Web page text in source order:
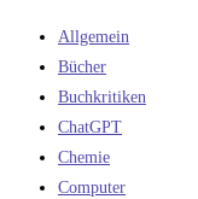
Allgemein
Bücher
Buchkritiken
ChatGPT
Chemie
Computer